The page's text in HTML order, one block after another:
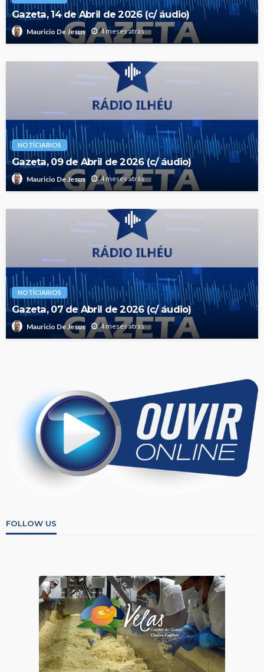
Gazeta, 14 de Abril de 2026 (c/ áudio)
Mauricio De Jesus 4 meses atrás
NOTÍCIARIOS
Gazeta, 09 de Abril de 2026 (c/ áudio)
Mauricio De Jesus 4 meses atrás
NOTÍCIARIOS
Gazeta, 07 de Abril de 2026 (c/ áudio)
Mauricio De Jesus 4 meses atrás
FOLLOW US